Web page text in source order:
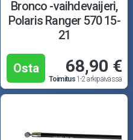
Bronco -vaihdevaijeri,
Polaris Ranger 570 15-
21
Osta 68,90 €
Toimitus1-2 arkipäivässä